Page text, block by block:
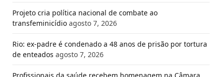
Projeto cria política nacional de combate ao
transfeminicídio agosto 7, 2026
Rio: ex-padre é condenado a 48 anos de prisão por tortura
de enteados agosto 7, 2026